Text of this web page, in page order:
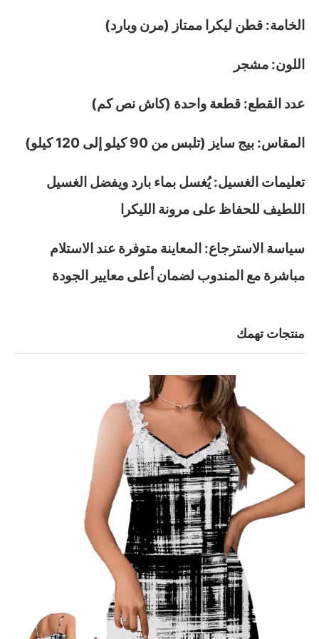
الخامة: قطن ليكرا ممتاز (مرن وبارد)
اللون: مشجر
عدد القطع: قطعة واحدة (كاش نص كم)
المقاس: بيج سايز (تلبس من 90 كيلو إلى 120 كيلو)
تعليمات الغسيل: يُغسل بماء بارد ويفضل الغسيل
اللطيف للحفاظ على مرونة الليكرا
سياسة الاسترجاع: المعاينة متوفرة عند الاستلام
مباشرة مع المندوب لضمان أعلى معايير الجودة
منتجات تهمك